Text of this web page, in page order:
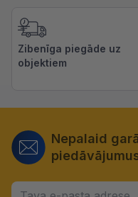
Zibenīga piegāde uz
objektiem
Nepalaid